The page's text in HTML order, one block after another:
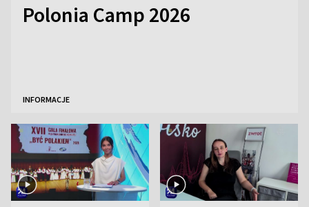
Polonia Camp 2026
INFORMACJE